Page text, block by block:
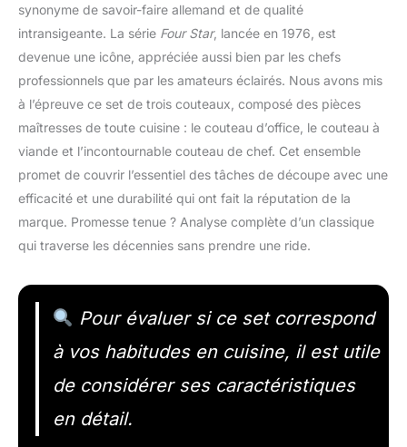
synonyme de savoir-faire allemand et de qualité
intransigeante. La série Four Star, lancée en 1976, est
devenue une icône, appréciée aussi bien par les chefs
professionnels que par les amateurs éclairés. Nous avons mis
à l’épreuve ce set de trois couteaux, composé des pièces
maîtresses de toute cuisine : le couteau d’office, le couteau à
viande et l’incontournable couteau de chef. Cet ensemble
promet de couvrir l’essentiel des tâches de découpe avec une
efficacité et une durabilité qui ont fait la réputation de la
marque. Promesse tenue ? Analyse complète d’un classique
qui traverse les décennies sans prendre une ride.
Pour évaluer si ce set correspond
à vos habitudes en cuisine, il est utile
de considérer ses caractéristiques
en détail.